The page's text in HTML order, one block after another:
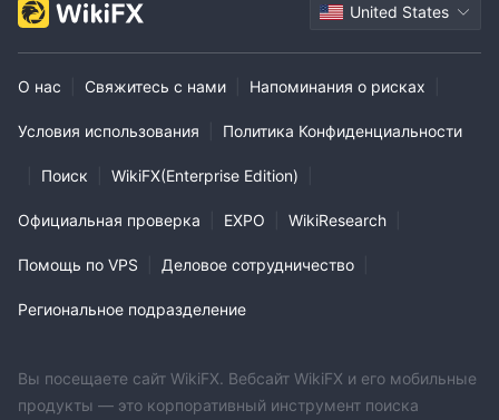
United States
О нас Свяжитесь с нами Напоминания о рисках
Условия использования Политика Конфиденциальности
Поиск WikiFX(Enterprise Edition)
Официальная проверка EXPO WikiResearch
Помощь по VPS Деловое сотрудничество
Региональное подразделение
Вы посещаете сайт WikiFX. Вебсайт WikiFX и его мобильные
продукты — это корпоративный инструмент поиска